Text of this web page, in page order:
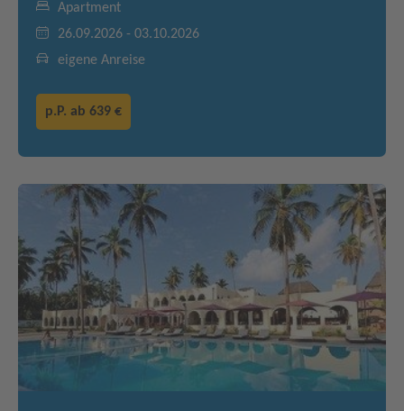
Apartment
26.09.2026 - 03.10.2026
eigene Anreise
p.P. ab 639 €